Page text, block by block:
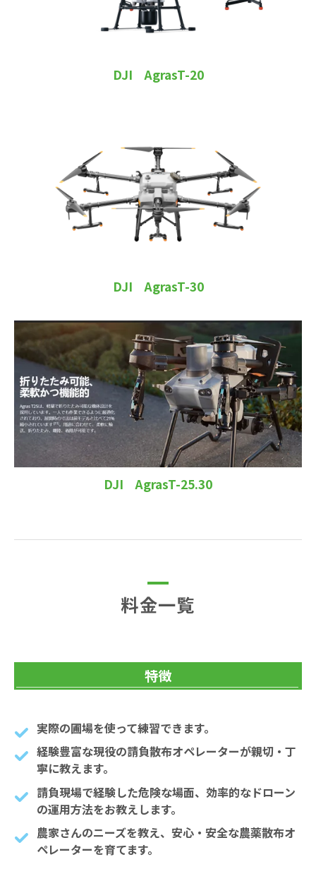
DJI AgrasT-20
DJI AgrasT-30
DJI AgrasT-25.30
料金一覧
特徴
実際の圃場を使って練習できます。
経験豊富な現役の請負散布オペレーターが親切・丁
寧に教えます。
請負現場で経験した危険な場面、効率的なドローン
の運用方法をお教えします。
農家さんのニーズを教え、安心・安全な農薬散布オ
ペレーターを育てます。